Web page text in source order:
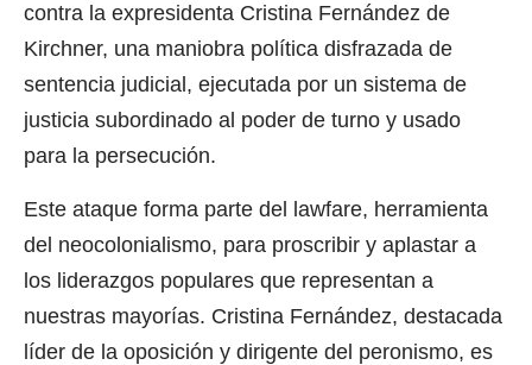
contra la expresidenta Cristina Fernández de
Kirchner, una maniobra política disfrazada de
sentencia judicial, ejecutada por un sistema de
justicia subordinado al poder de turno y usado
para la persecución.
Este ataque forma parte del lawfare, herramienta
del neocolonialismo, para proscribir y aplastar a
los liderazgos populares que representan a
nuestras mayorías. Cristina Fernández, destacada
líder de la oposición y dirigente del peronismo, es